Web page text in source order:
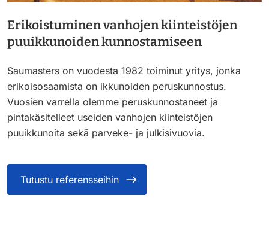
Erikoistuminen vanhojen kiinteistöjen
puuikkunoiden kunnostamiseen
Saumasters on vuodesta 1982 toiminut yritys, jonka
erikoisosaamista on ikkunoiden peruskunnostus.
Vuosien varrella olemme peruskunnostaneet ja
pintakäsitelleet useiden vanhojen kiinteistöjen
puuikkunoita sekä parveke- ja julkisivuovia.
Tutustu referensseihin